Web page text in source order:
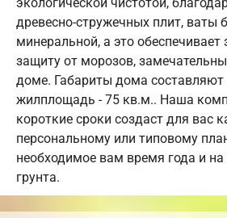
древесно-стружечных плит, ваты
минеральной, а это
защиту от морозов,
доме. Габариты дома
жилплощадь - 75 кв.м.. Наша
короткие сроки создаст для вас
персональному или типовому
необходимое вам время года и
грунта.